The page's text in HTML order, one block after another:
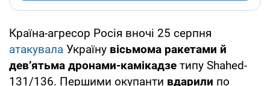
Країна-агресор Росія вночі 25 серпня
атакувала Україну вісьмома ракетами й
дев’ятьма дронами-камікадзе типу Shahed-
131/136. Першими окупанти вдарили по